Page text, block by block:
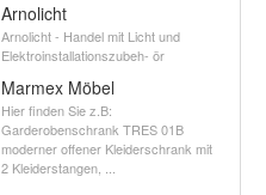
Arnolicht
Arnolicht - Handel mit Licht und
Elektroinstallationszubeh- ör
Marmex Möbel
Hier finden Sie z.B:
Garderobenschrank TRES 01B
moderner offener Kleiderschrank mit
2 Kleiderstangen, ...